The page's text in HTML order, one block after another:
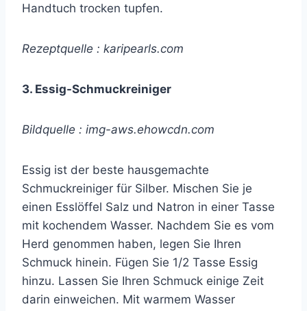
Handtuch trocken tupfen.
Rezeptquelle : karipearls.com
3. Essig-Schmuckreiniger
Bildquelle : img-aws.ehowcdn.com
Essig ist der beste hausgemachte
Schmuckreiniger für Silber. Mischen Sie je
einen Esslöffel Salz und Natron in einer Tasse
mit kochendem Wasser. Nachdem Sie es vom
Herd genommen haben, legen Sie Ihren
Schmuck hinein. Fügen Sie 1/2 Tasse Essig
hinzu. Lassen Sie Ihren Schmuck einige Zeit
darin einweichen. Mit warmem Wasser